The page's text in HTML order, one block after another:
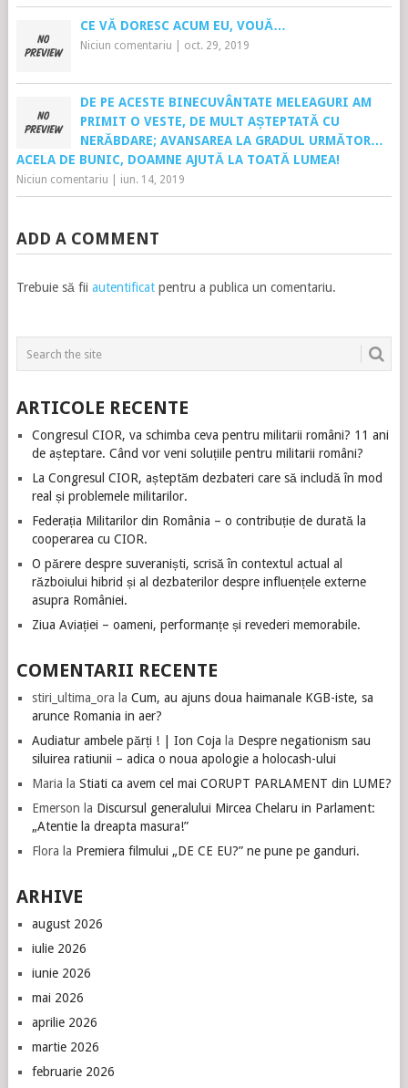
CE VĂ DORESC ACUM EU, VOUĂ…
Niciun comentariu oct. 29, 2019
DE PE ACESTE BINECUVÂNTATE MELEAGURI AM
PRIMIT O VESTE, DE MULT AȘTEPTATĂ CU
NERĂBDARE; AVANSAREA LA GRADUL URMĂTOR…
ACELA DE BUNIC, DOAMNE AJUTĂ LA TOATĂ LUMEA!
Niciun comentariu iun. 14, 2019
ADD A COMMENT
Trebuie să fii autentificatpentru a publica un comentariu.
ARTICOLE RECENTE
Congresul CIOR, va schimba ceva pentru militarii români? 11 ani
de așteptare. Când vor veni soluțiile pentru militarii români?
La Congresul CIOR, așteptăm dezbateri care să includă în mod
real și problemele militarilor.
Federația Militarilor din România – o contribuție de durată la
cooperarea cu CIOR.
O părere despre suveraniști, scrisă în contextul actual al
războiului hibrid și al dezbaterilor despre influențele externe
asupra României.
Ziua Aviației – oameni, performanțe și revederi memorabile.
COMENTARII RECENTE
stiri_ultima_ora la Cum, au ajuns doua haimanale KGB-iste, sa
arunce Romania in aer?
Audiatur ambele părți ! | Ion Coja la Despre negationism sau
siluirea ratiunii – adica o noua apologie a holocash-ului
Maria la Stiati ca avem cel mai CORUPT PARLAMENT din LUME?
Emerson la Discursul generalului Mircea Chelaru in Parlament:
„Atentie la dreapta masura!”
Flora la Premiera filmului „DE CE EU?” ne pune pe ganduri.
ARHIVE
august 2026
iulie 2026
iunie 2026
mai 2026
aprilie 2026
martie 2026
februarie 2026